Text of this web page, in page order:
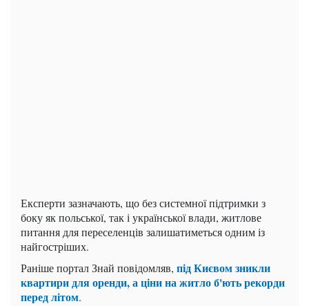
Експерти зазначають, що без системної підтримки з
боку як польської, так і української влади, житлове
питання для переселенців залишатиметься одним із
найгостріших.
Раніше портал Знай повідомляв, під Києвом зникли
квартири для оренди, а ціни на житло б'ють рекорди
перед літом.